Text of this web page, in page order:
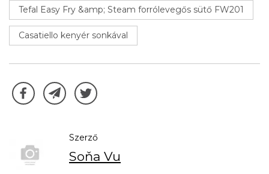
Tefal Easy Fry &amp; Steam forrólevegős sütő FW201
Casatiello kenyér sonkával
Szerző
Soňa Vu